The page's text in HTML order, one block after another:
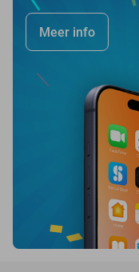
Meer info